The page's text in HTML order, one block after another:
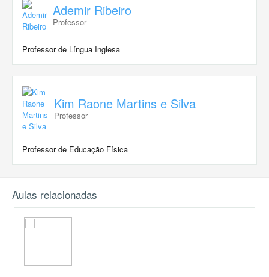
Ademir Ribeiro
Professor
Professor de Língua Inglesa
Kim Raone Martins e Silva
Professor
Professor de Educação Física
Aulas relacionadas